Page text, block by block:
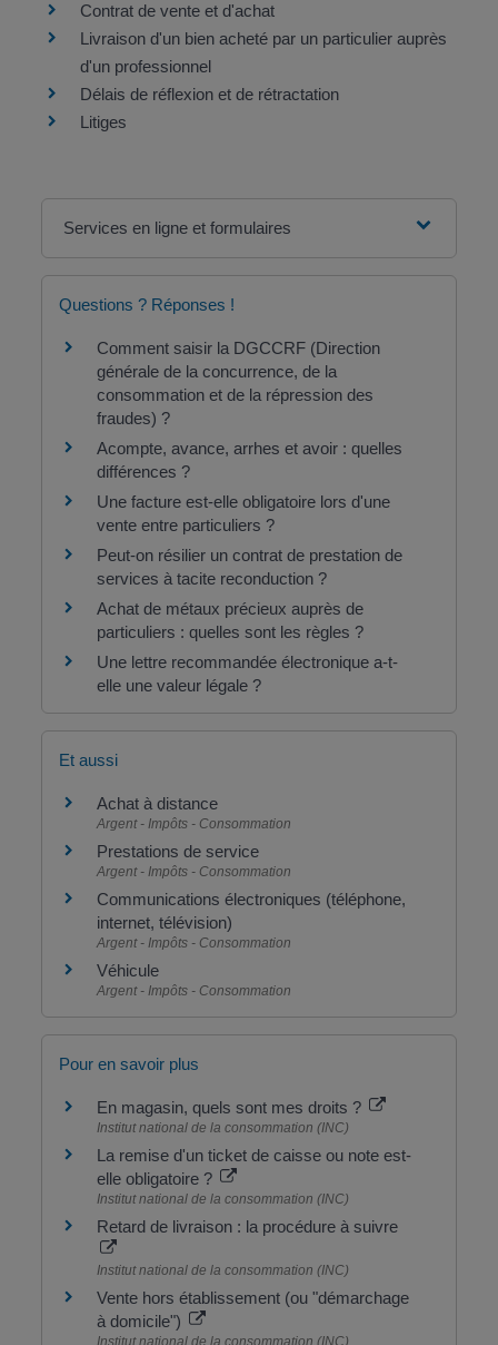
Contrat de vente et d'achat
Livraison d'un bien acheté par un particulier auprès
d'un professionnel
Délais de réflexion et de rétractation
Litiges
Services en ligne et formulaires
Questions ? Réponses !
Comment saisir la DGCCRF (Direction
générale de la concurrence, de la
consommation et de la répression des
fraudes) ?
Acompte, avance, arrhes et avoir : quelles
différences ?
Une facture est-elle obligatoire lors d'une
vente entre particuliers ?
Peut-on résilier un contrat de prestation de
services à tacite reconduction ?
Achat de métaux précieux auprès de
particuliers : quelles sont les règles ?
Une lettre recommandée électronique a-t-
elle une valeur légale ?
Et aussi
Achat à distance
Argent - Impôts - Consommation
Prestations de service
Argent - Impôts - Consommation
Communications électroniques (téléphone,
internet, télévision)
Argent - Impôts - Consommation
Véhicule
Argent - Impôts - Consommation
Pour en savoir plus
En magasin, quels sont mes droits ?
Institut national de la consommation (INC)
La remise d'un ticket de caisse ou note est-
elle obligatoire ?
Institut national de la consommation (INC)
Retard de livraison : la procédure à suivre
Institut national de la consommation (INC)
Vente hors établissement (ou "démarchage
à domicile")
Institut national de la consommation (INC)